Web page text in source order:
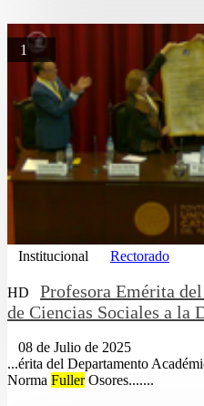
1
Institucional Rectorado
HD
Profesora Emérita
de Ciencias Sociales a la
08 de Julio de 2025
...érita del Departamento
Norma FullerOsores.......